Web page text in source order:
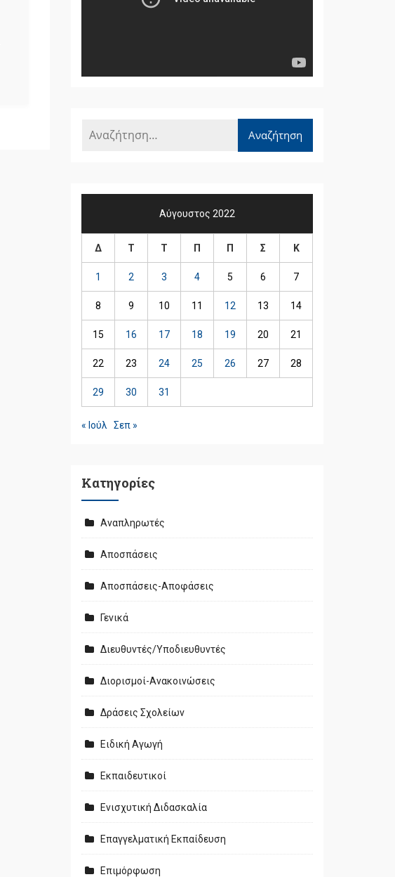
Αύγουστος 2022
Δ Τ Τ Π Π Σ Κ
1 2 3 4 5 6 7
8 9 10 11 12 13 14
15 16 17 18 19 20 21
22 23 24 25 26 27 28
29 30 31
« Ιούλ Σεπ »
Kατηγορίες
Αναπληρωτές
Αποσπάσεις
Αποσπάσεις-Αποφάσεις
Γενικά
Διευθυντές/Υποδιευθυντές
Διορισμοί-Ανακοινώσεις
Δράσεις Σχολείων
Ειδική Αγωγή
Εκπαιδευτικοί
Ενισχυτική Διδασκαλία
Επαγγελματική Εκπαίδευση
Επιμόρφωση